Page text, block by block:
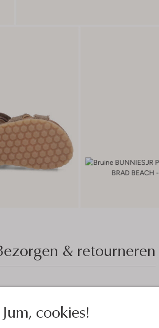
Jum, cookies!
& retourneren
& Pasvorm
Ontdek de